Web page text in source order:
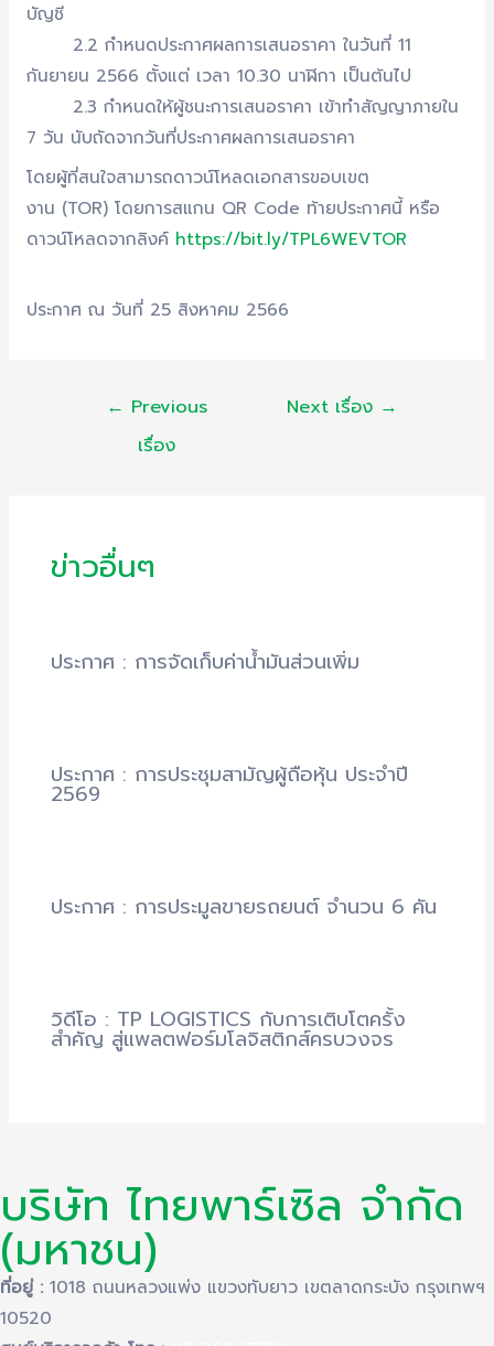
บัญชี
2.2 กำหนดประกาศผลการเสนอราคา ในวันที่ 11
กันยายน 2566 ตั้งแต่ เวลา 10.30 นาฬิกา เป็นต้นไป
2.3 กำหนดให้ผู้ชนะการเสนอราคา เข้าทำสัญญาภายใน
7 วัน นับถัดจากวันที่ประกาศผลการเสนอราคา
โดยผู้ที่สนใจสามารถดาวน์โหลดเอกสารขอบเขต
งาน (TOR) โดยการสแกน QR Code ท้ายประกาศนี้ หรือ
ดาวน์โหลดจากลิงค์ https://bit.ly/TPL6WEVTOR
ประกาศ ณ วันที่ 25 สิงหาคม 2566
← Previous
เรื่อง
Next เรื่อง →
ข่าวอื่นๆ
ประกาศ : การจัดเก็บค่าน้ำมันส่วนเพิ่ม
ประกาศ : การประชุมสามัญผู้ถือหุ้น ประจำปี
2569
ประกาศ : การประมูลขายรถยนต์ จำนวน 6 คัน
วิดีโอ : TP LOGISTICS กับการเติบโตครั้ง
สำคัญ สู่แพลตฟอร์มโลจิสติกส์ครบวงจร
บริษัท ไทยพาร์เซิล จำกัด
(มหาชน)
ที่อยู่ : 1018 ถนนหลวงแพ่ง แขวงทับยาว เขตลาดกระบัง กรุงเทพฯ
10520